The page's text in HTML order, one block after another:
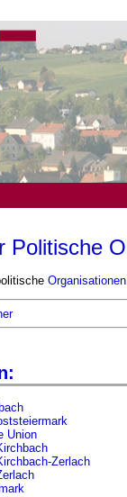
Politische
Organisationen
Union
Zerlach